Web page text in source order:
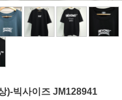
)-빅사이즈 JM128941